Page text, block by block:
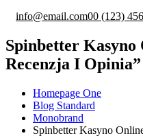
info@email.com00 (123)
Spinbetter
Recenzja I Opinia”
Homepage One
Blog Standard
Monobrand
Spinbetter Kasyno